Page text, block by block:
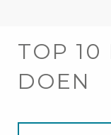
TOP 10
DOEN